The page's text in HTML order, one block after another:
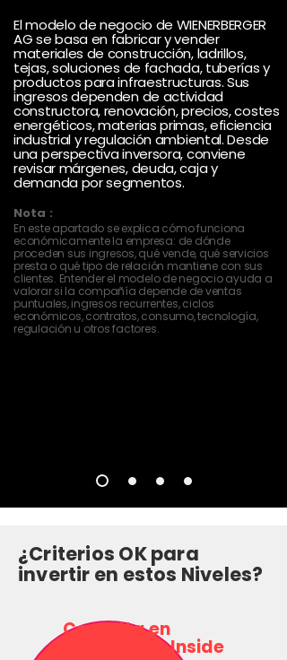
El modelo de negocio de WIENERBERGER
AG se basa en fabricar y vender
materiales de construcción, ladrillos,
tejas, soluciones de fachada, tuberías y
productos para infraestructuras. Sus
ingresos dependen de actividad
constructora, renovación, precios, costes
energéticos, materias primas, eficiencia
industrial y regulación ambiental. Desde
una perspectiva inversora, conviene
revisar márgenes, deuda, caja y
demanda por segmentos.
Nota :
En este apartado se explica cómo funciona
económicamente la empresa: de dónde
proceden sus ingresos, qué vende, qué servicios
presta o qué tipo de relación mantiene con sus
clientes. Entender el modelo de negocio ayuda a
valorar si la compañía depende de ventas
puntuales, ingresos recurrentes, ciclos
económicos, contratos, consumo, tecnología,
regulación u otros factores.
¿Criterios OK para
invertir en estos Niveles?
Consulta en
Inversionas Inside